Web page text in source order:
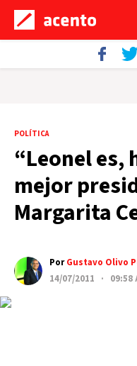
POLÍTICA
“Leonel es,
mejor
Margarita
PorGustavo Olivo
14/07/2011 · 09:58